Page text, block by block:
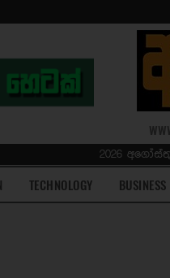
2026
TECHNOLOGY BUSINESS